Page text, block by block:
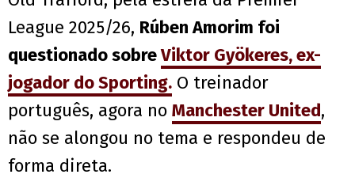
League 2025/26, Rúben Amorim foi
questionado sobreViktor Gyökeres, ex-
jogador do Sporting. O treinador
português, agora no Manchester United,
não se alongou no tema e respondeu de
forma direta.